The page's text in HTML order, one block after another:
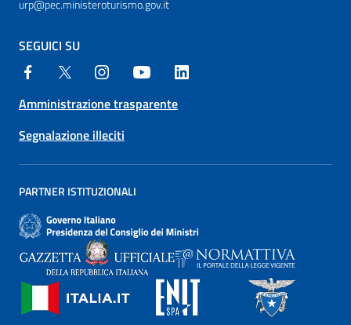
urp@pec.ministeroturismo.gov.it
SEGUICI SU
Amministrazione trasparente
Segnalazione illeciti
PARTNER ISTITUZIONALI